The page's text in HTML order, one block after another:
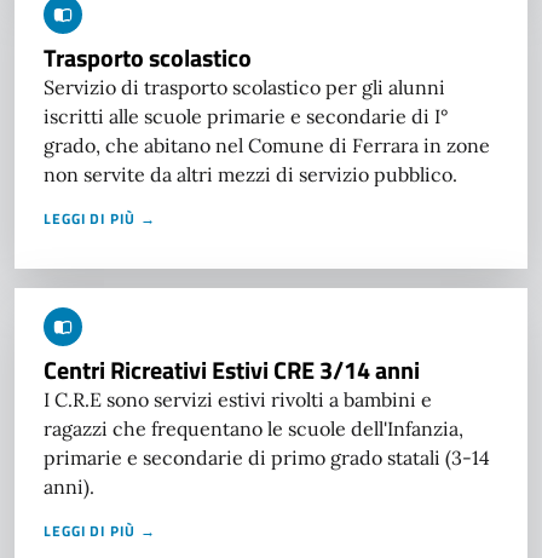
Trasporto scolastico
Servizio di trasporto scolastico per gli alunni
iscritti alle scuole primarie e secondarie di I°
grado, che abitano nel Comune di Ferrara in zone
non servite da altri mezzi di servizio pubblico.
LEGGI DI PIÙ →
Centri Ricreativi Estivi CRE 3/14 anni
I C.R.E sono servizi estivi rivolti a bambini e
ragazzi che frequentano le scuole dell'Infanzia,
primarie e secondarie di primo grado statali (3-14
anni).
LEGGI DI PIÙ →